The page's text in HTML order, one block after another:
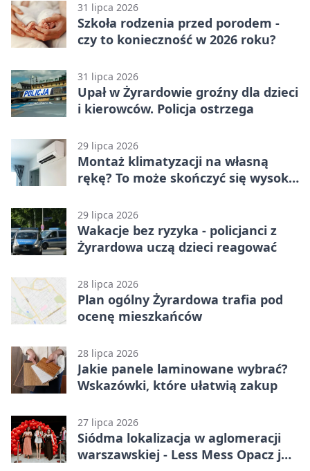
31 lipca 2026
Szkoła rodzenia przed porodem -
czy to konieczność w 2026 roku?
31 lipca 2026
Upał w Żyrardowie groźny dla dzieci
i kierowców. Policja ostrzega
29 lipca 2026
Montaż klimatyzacji na własną
rękę? To może skończyć się wysoką
29 lipca 2026
Wakacje bez ryzyka - policjanci z
Żyrardowa uczą dzieci reagować
28 lipca 2026
Plan ogólny Żyrardowa trafia pod
ocenę mieszkańców
28 lipca 2026
Jakie panele laminowane wybrać?
Wskazówki, które ułatwią zakup
27 lipca 2026
Siódma lokalizacja w aglomeracji
warszawskiej - Less Mess Opacz już